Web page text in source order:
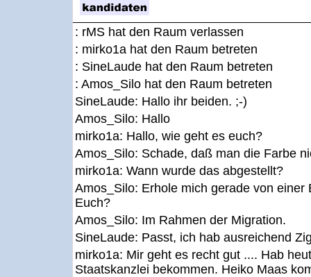
: rMS hat den Raum verlassen
: mirko1a hat den Raum betreten
: SineLaude hat den Raum betreten
: Amos_Silo hat den Raum betreten
SineLaude: Hallo ihr beiden. ;-)
Amos_Silo: Hallo
mirko1a: Hallo, wie geht es euch?
Amos_Silo: Schade, daß man die Farbe
mirko1a: Wann wurde das abgestellt?
Amos_Silo: Erhole mich gerade von einer
Euch?
Amos_Silo: Im Rahmen der Migration.
SineLaude: Passt, ich hab ausreichend
mirko1a: Mir geht es recht gut .... Hab
Staatskanzlei bekommen. Heiko Maas